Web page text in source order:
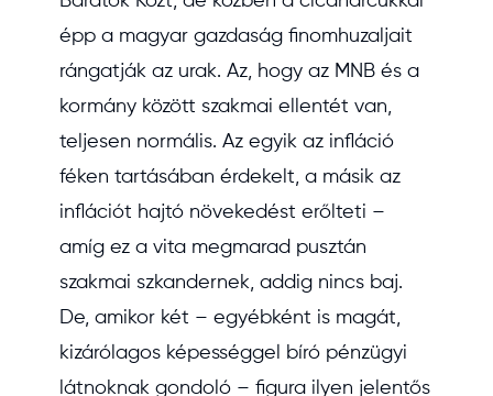
épp a magyar gazdaság finomhuzaljait
rángatják az urak. Az, hogy az MNB és a
kormány között szakmai ellentét van,
teljesen normális. Az egyik az infláció
féken tartásában érdekelt, a másik az
inflációt hajtó növekedést erőlteti –
amíg ez a vita megmarad pusztán
szakmai szkandernek, addig nincs baj.
De, amikor két – egyébként is magát,
kizárólagos képességgel bíró pénzügyi
látnoknak gondoló – figura ilyen jelentős